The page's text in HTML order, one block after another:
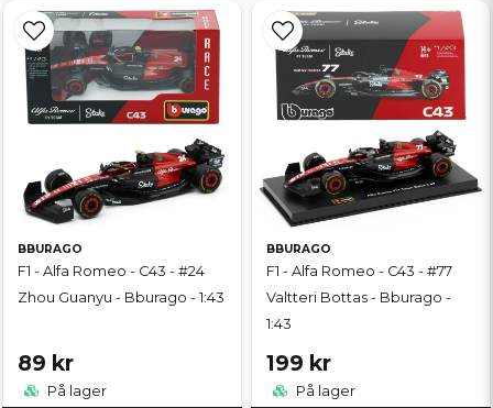
BBURAGO
F1 - Alfa Romeo - C43 - #24
Zhou Guanyu - Bburago - 1:43
89 kr
På lager
BBURAGO
F1 - Alfa Romeo - C43 - #77
Valtteri Bottas - Bburago -
1:43
199 kr
På lager